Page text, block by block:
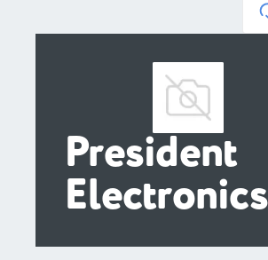
President
Electronics